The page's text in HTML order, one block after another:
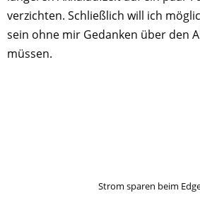
verzichten. Schließlich will ich
sein ohne mir Gedanken über den
müssen.
Strom sparen beim